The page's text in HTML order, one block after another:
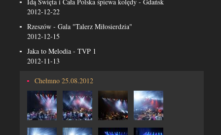
2012-12-22
Rzeszów - Gala "Talerz Miłosierdzia"
2012-12-15
Jaka to Melodia - TVP 1
2012-11-13
Chełmno 25.08.2012